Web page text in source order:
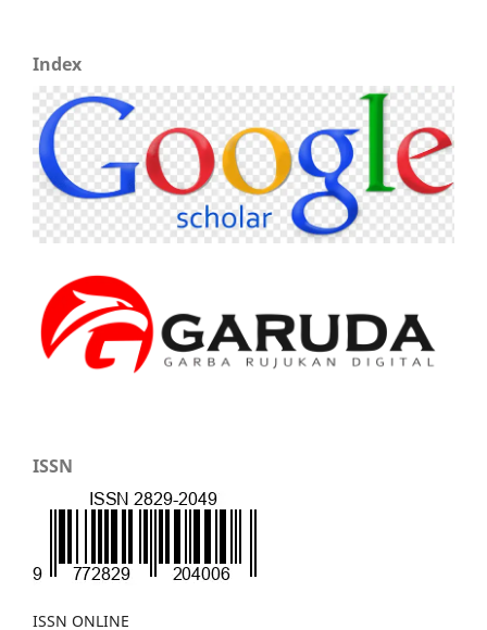
Index
ISSN
ISSN ONLINE